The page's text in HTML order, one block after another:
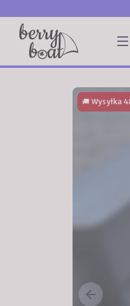
🚚 Wysyłka